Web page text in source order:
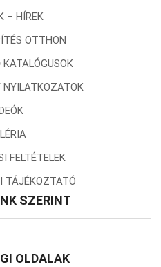
– HÍREK
OTTHON
NYILATKOZATOK
FELTÉTELEK
TÁJÉKOZTATÓ
SZERINT
OLDALAK